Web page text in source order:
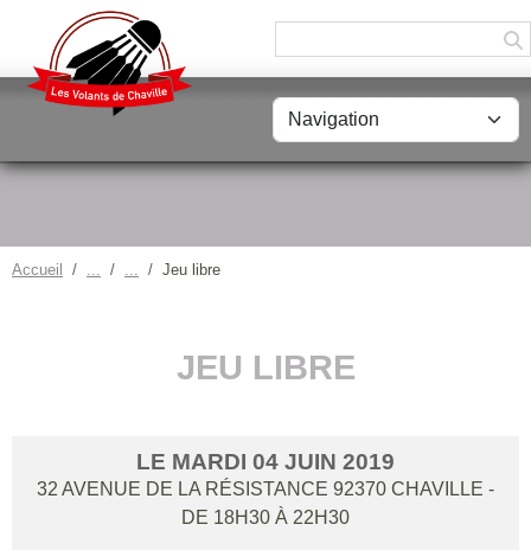
Accueil Jeu libre
JEU LIBRE
LE MARDI 04 JUIN 2019
32 AVENUE DE LA RÉSISTANCE 92370 CHAVILLE -
DE 18H30 À 22H30
Panneau de gestion des cookies